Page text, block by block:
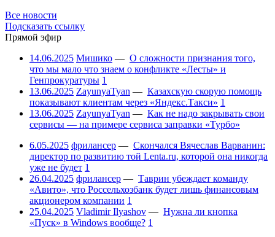
Все новости
Подсказать ссылку
Прямой эфир
14.06.2025 Мишико — О сложности признания того,
что мы мало что знаем о конфликте «Лесты» и
Генпрокуратуры 1
13.06.2025 ZayunyaTyan — Казахскую скорую помощь
показывают клиентам через «Яндекс.Такси» 1
13.06.2025 ZayunyaTyan — Как не надо закрывать свои
сервисы — на примере сервиса заправки «Турбо»
6.05.2025 фрилансер — Скончался Вячеслав Варванин:
директор по развитию той Lenta.ru, которой она никогда
уже не будет 1
26.04.2025 фрилансер — Таврин убеждает команду
«Авито», что Россельхозбанк будет лишь финансовым
акционером компании 1
25.04.2025 Vladimir Ilyashov — Нужна ли кнопка
«Пуск» в Windows вообще? 1